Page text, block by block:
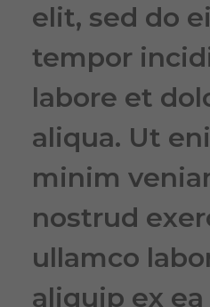
elit, sed do
tempor
labore et
aliqua. Ut
minim
nostrud
ullamco
aliquip ex